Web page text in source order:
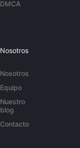
DMCA
Nosotros
Nosotros
Equipo
Nuestro
blog
Contacto